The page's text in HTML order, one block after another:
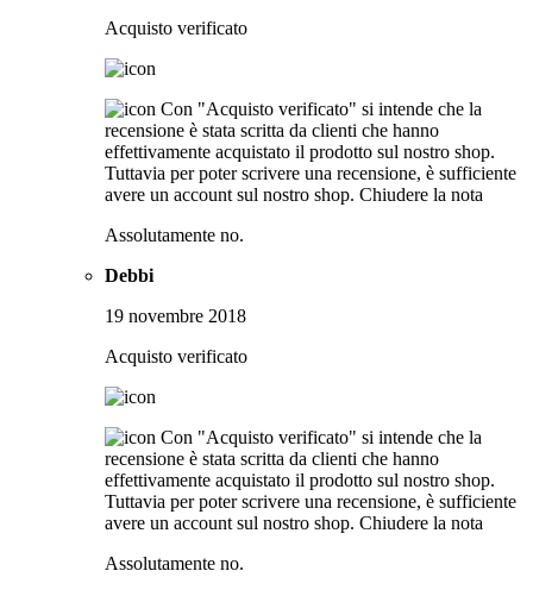
Acquisto verificato
Con "Acquisto verificato" si intende che la
recensione è stata scritta da clienti che hanno
effettivamente acquistato il prodotto sul nostro shop.
Tuttavia per poter scrivere una recensione, è sufficiente
avere un account sul nostro shop. Chiudere la nota
Assolutamente no.
Debbi
19 novembre 2018
Acquisto verificato
Con "Acquisto verificato" si intende che la
recensione è stata scritta da clienti che hanno
effettivamente acquistato il prodotto sul nostro shop.
Tuttavia per poter scrivere una recensione, è sufficiente
avere un account sul nostro shop. Chiudere la nota
Assolutamente no.